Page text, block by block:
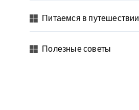
Питаемся в путешествии
Полезные советы